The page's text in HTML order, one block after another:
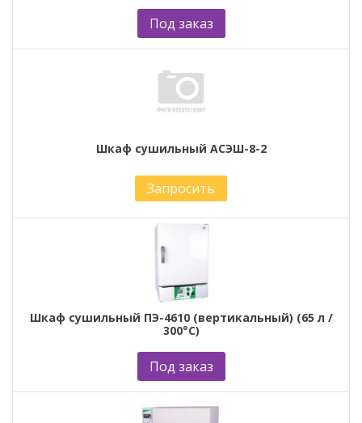
Под заказ
Шкаф сушильный АСЭШ-8-2
Запросить
Шкаф сушильный ПЭ-4610 (вертикальный) (65 л /
300°С)
Под заказ